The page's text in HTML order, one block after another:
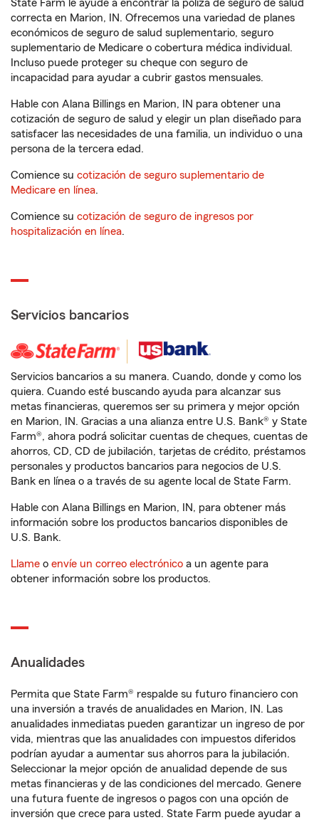
State Farm le ayude a encontrar la póliza de seguro de salud
correcta en Marion, IN. Ofrecemos una variedad de planes
económicos de seguro de salud suplementario, seguro
suplementario de Medicare o cobertura médica individual.
Incluso puede proteger su cheque con seguro de
incapacidad para ayudar a cubrir gastos mensuales.
Hable con Alana Billings en Marion, IN para obtener una
cotización de seguro de salud y elegir un plan diseñado para
satisfacer las necesidades de una familia, un individuo o una
persona de la tercera edad.
Comience su cotización de seguro suplementario de
Medicare en línea.
Comience su cotización de seguro de ingresos por
hospitalización en línea.
Servicios bancarios
Servicios bancarios a su manera. Cuando, donde y como los
quiera. Cuando esté buscando ayuda para alcanzar sus
metas financieras, queremos ser su primera y mejor opción
en Marion, IN. Gracias a una alianza entre U.S. Bank® y State
Farm®, ahora podrá solicitar cuentas de cheques, cuentas de
ahorros, CD, CD de jubilación, tarjetas de crédito, préstamos
personales y productos bancarios para negocios de U.S.
Bank en línea o a través de su agente local de State Farm.
Hable con Alana Billings en Marion, IN, para obtener más
información sobre los productos bancarios disponibles de
U.S. Bank.
Llame o envíe un correo electrónico a un agente para
obtener información sobre los productos.
Anualidades
Permita que State Farm® respalde su futuro financiero con
una inversión a través de anualidades en Marion, IN. Las
anualidades inmediatas pueden garantizar un ingreso de por
vida, mientras que las anualidades con impuestos diferidos
podrían ayudar a aumentar sus ahorros para la jubilación.
Seleccionar la mejor opción de anualidad depende de sus
metas financieras y de las condiciones del mercado. Genere
una futura fuente de ingresos o pagos con una opción de
inversión que crece para usted. State Farm puede ayudar a